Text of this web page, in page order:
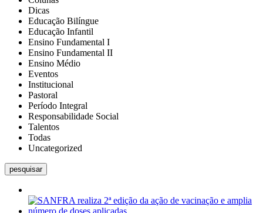
Dicas
Educação Bilíngue
Educação Infantil
Ensino Fundamental I
Ensino Fundamental II
Ensino Médio
Eventos
Institucional
Pastoral
Período Integral
Responsabilidade Social
Talentos
Todas
Uncategorized
pesquisar